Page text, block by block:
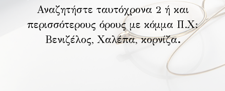
Αναζητήστε ταυτόχρονα 2 ή και
περισσότερους όρους με κόμμα Π.Χ:
Βενιζέλος, Χαλέπα, κορνίζα.